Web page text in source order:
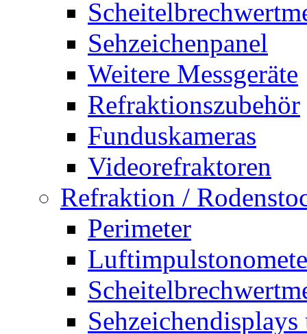
Sehzeichenpanel
Weitere Messgeräte
Refraktionszubehör
Funduskameras
Videorefraktoren
Refraktion /
Perimeter